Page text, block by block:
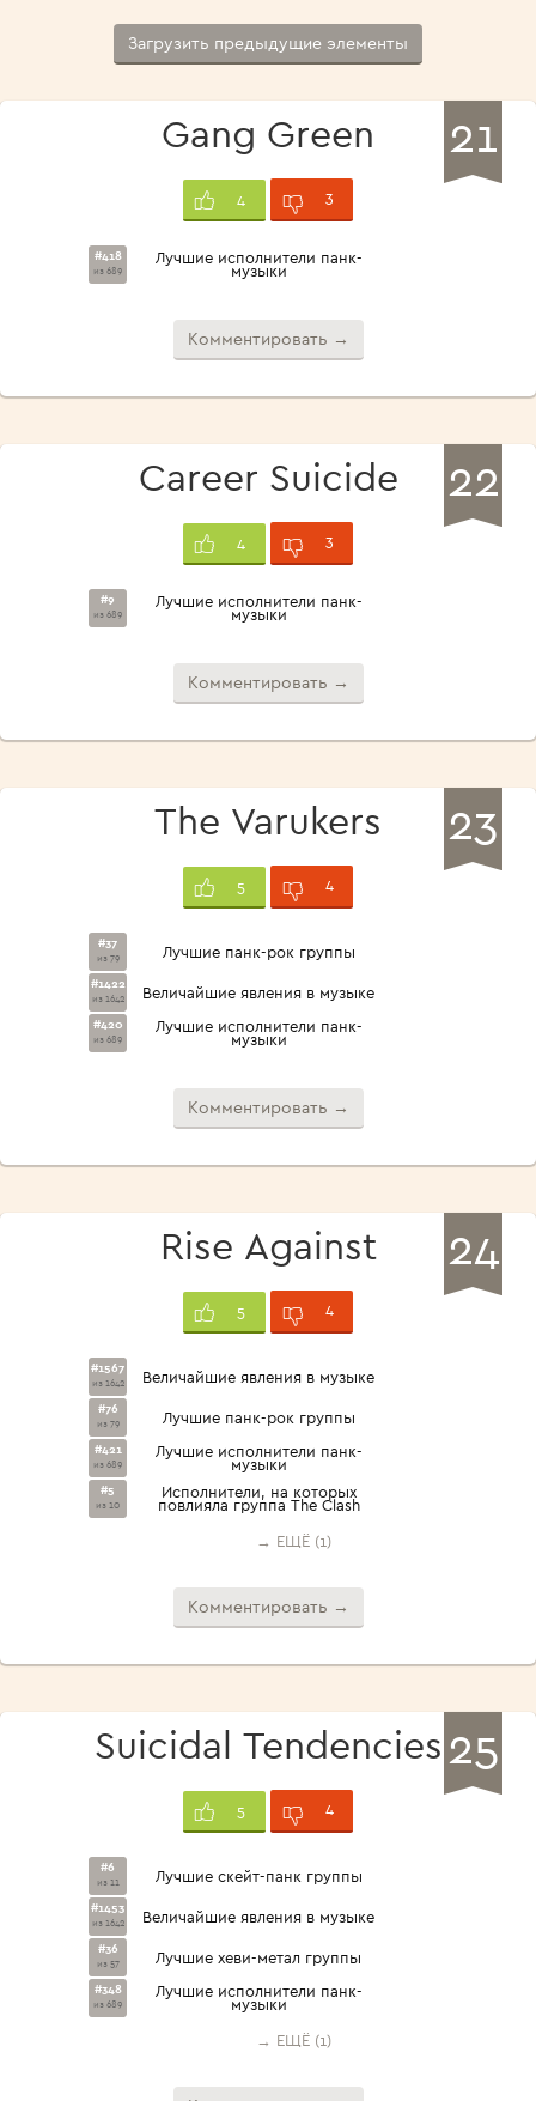
Загрузить предыдущие элементы
21
Gang Green
4 3
#418
из 689
Лучшие исполнители панк-
музыки
Комментировать →
22
Career Suicide
4 3
#9
из 689
Лучшие исполнители панк-
музыки
Комментировать →
23
The Varukers
5 4
#37
из 79 Лучшие панк-рок группы
#1422
из 1642 Величайшие явления в музыке
#420
из 689
Лучшие исполнители панк-
музыки
Комментировать →
24
Rise Against
5 4
#1567
из 1642 Величайшие явления в музыке
#76
из 79 Лучшие панк-рок группы
#421
из 689
Лучшие исполнители панк-
музыки
#5
из 10
Исполнители, на которых
повлияла группа The Clash
→ ЕЩЁ (1)
Комментировать →
25
Suicidal Tendencies
5 4
#6
из 11 Лучшие скейт-панк группы
#1453
из 1642 Величайшие явления в музыке
#36
из 57 Лучшие хеви-метал группы
#348
из 689
Лучшие исполнители панк-
музыки
→ ЕЩЁ (1)